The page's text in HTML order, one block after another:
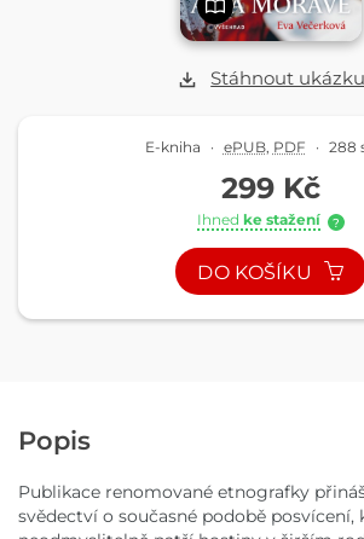
Stáhnout ukázku
E-kniha · ePUB, PDF · 288
299 Kč
Ihned ke stažení ?
DO KOŠÍKU
Popis
Publikace renomované etnografky
svědectví o současné podobě posvícení,